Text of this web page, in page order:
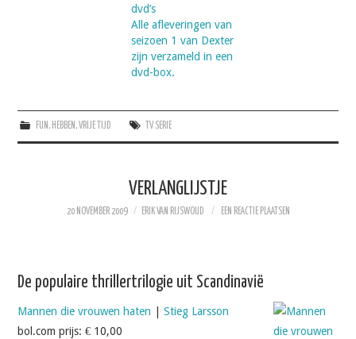
dvd’s
Alle afleveringen van
seizoen 1 van Dexter
zijn verzameld in een
dvd-box.
FUN , HEBBEN ,VRIJE TIJD TV SERIE
VERLANGLIJSTJE
20 NOVEMBER 2009 ERIK VAN RIJSWOUD EEN REACTIE PLAATSEN
De populaire thrillertrilogie uit Scandinavië
Mannen die vrouwen haten |Stieg Larsson
bol.com prijs:€ 10,00